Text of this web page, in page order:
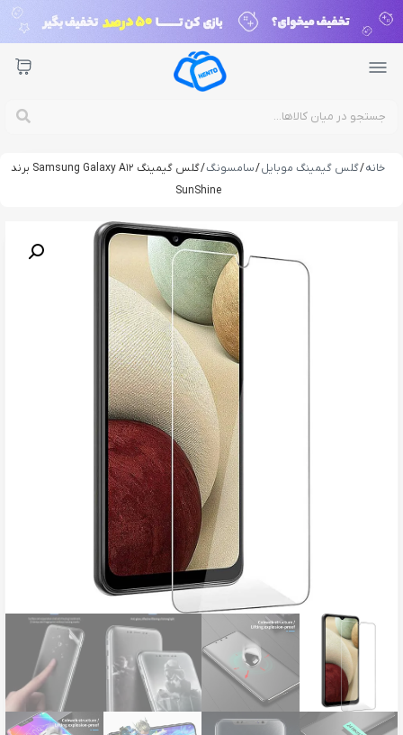
خانه/گلس گیمینگ موبایل/سامسونگ
/ گلس گیمینگ Samsung Galaxy A12 برند
SunShine